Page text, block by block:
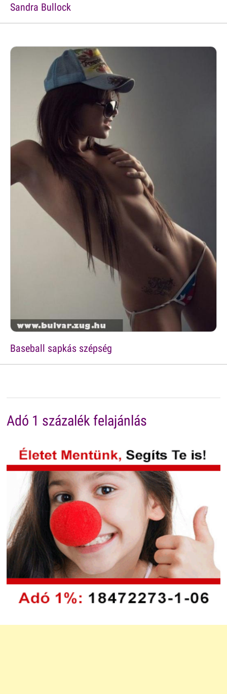
Sandra Bullock
Baseball sapkás szépség
Adó 1 százalék felajánlás